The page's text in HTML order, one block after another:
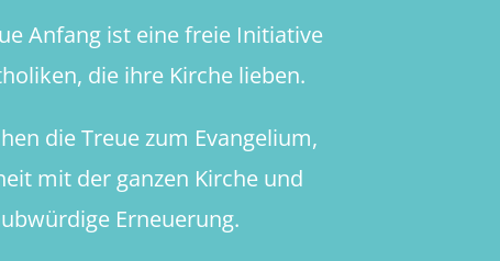
Anfang ist eine freie Initiative
die ihre Kirche lieben.
die Treue zum Evangelium,
mit der ganzen Kirche und
Erneuerung.